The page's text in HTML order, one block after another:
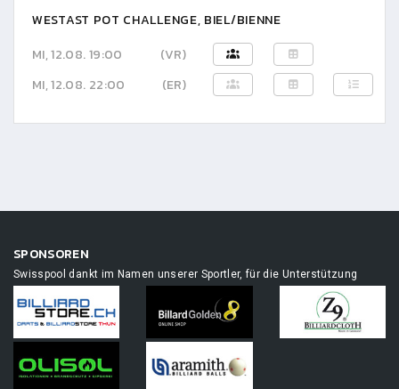
WESTAST POT CHALLENGE, BIEL/BIENNE
MI, 12.08. 19:00
(VR)
MI, 12.08. 22:00
(ER)
SPONSOREN
Swisspool dankt im Namen unserer Sportler, für die Unterstützung